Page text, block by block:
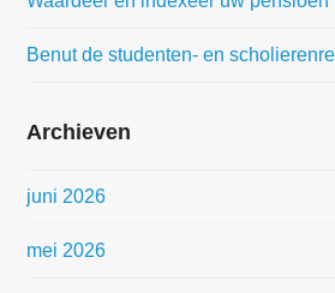
Benut de studenten- en
Archieven
juni 2026
mei 2026